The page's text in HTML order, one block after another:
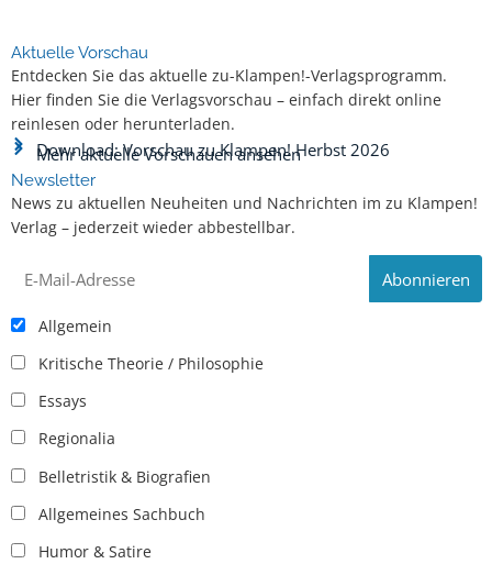
Aktuelle Vorschau
Entdecken Sie das aktuelle zu-Klampen!-Verlagsprogramm.
Hier finden Sie die Verlagsvorschau – einfach direkt online
reinlesen oder herunterladen.
Download: Vorschau zu Klampen! Herbst 2026
Mehr aktuelle Vorschauen ansehen
Newsletter
News zu aktuellen Neuheiten und Nachrichten im zu Klampen!
Verlag – jederzeit wieder abbestellbar.
Allgemein
Kritische Theorie / Philosophie
Essays
Regionalia
Belletristik & Biografien
Allgemeines Sachbuch
Humor & Satire